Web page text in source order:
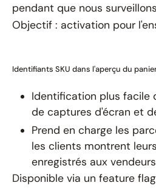
pendant que nous
Objectif : activation pour
Identifiants SKU dans l'aperçu du
Identification plus facile
de captures d'écran et
Prend en charge les
les clients montrent
enregistrés aux vendeurs
Disponible via un feature